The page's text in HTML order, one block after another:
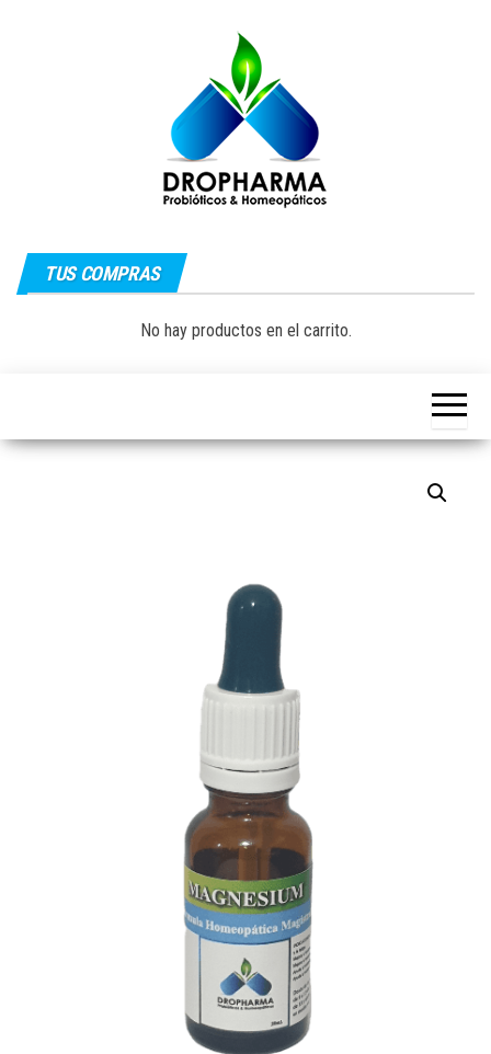
y Natural
Natural|
Guayaquil –
TUS COMPRAS
No hay productos en el carrito.